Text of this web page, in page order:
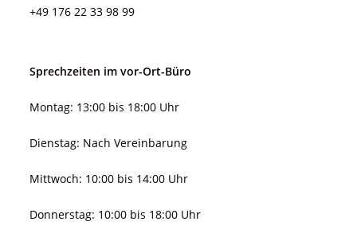
+49 176 22 33 98 99
Sprechzeiten im vor-Ort-Büro
Montag: 13:00 bis 18:00 Uhr
Dienstag: Nach Vereinbarung
Mittwoch: 10:00 bis 14:00 Uhr
Donnerstag: 10:00 bis 18:00 Uhr